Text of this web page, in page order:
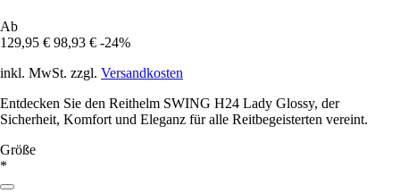
Ab
129,95 € 98,93 € -24%
inkl. MwSt. zzgl. Versandkosten
Entdecken Sie den Reithelm SWING H24 Lady Glossy, der
Sicherheit, Komfort und Eleganz für alle Reitbegeisterten vereint.
Größe
*